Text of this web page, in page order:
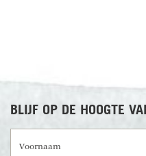
BLIJF OP DE HOOGTE